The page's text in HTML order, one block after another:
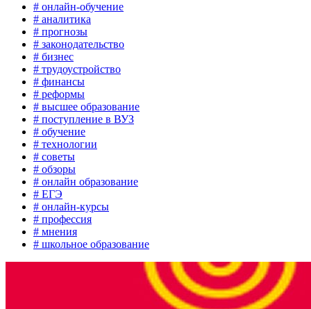
# онлайн-обучение
# аналитика
# прогнозы
# законодательство
# бизнес
# трудоустройство
# финансы
# реформы
# высшее образование
# поступление в ВУЗ
# обучение
# технологии
# советы
# обзоры
# онлайн образование
# ЕГЭ
# онлайн-курсы
# профессия
# мнения
# школьное образование